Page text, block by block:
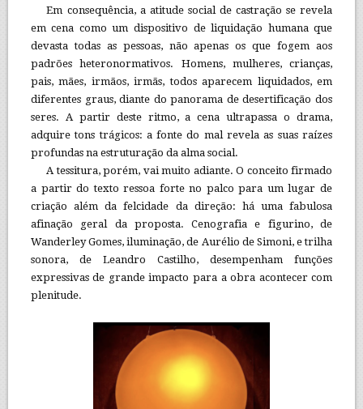
Em consequência, a atitude social de castração se revela
em cena como um dispositivo de liquidação humana que
devasta todas as pessoas, não apenas os que fogem aos
padrões heteronormativos. Homens, mulheres, crianças,
pais, mães, irmãos, irmãs, todos aparecem liquidados, em
diferentes graus, diante do panorama de desertificação dos
seres. A partir deste ritmo, a cena ultrapassa o drama,
adquire tons trágicos: a fonte do mal revela as suas raízes
profundas na estruturação da alma social.
A tessitura, porém, vai muito adiante. O conceito firmado
a partir do texto ressoa forte no palco para um lugar de
criação além da felcidade da direção: há uma fabulosa
afinação geral da proposta. Cenografia e figurino, de
Wanderley Gomes, iluminação, de Aurélio de Simoni, e trilha
sonora, de Leandro Castilho, desempenham funções
expressivas de grande impacto para a obra acontecer com
plenitude.